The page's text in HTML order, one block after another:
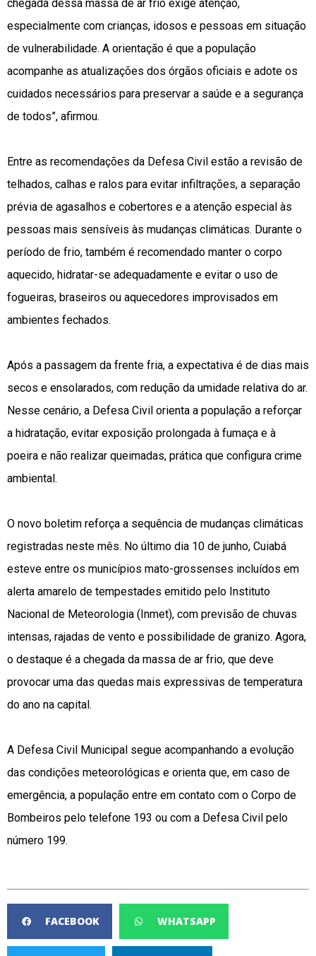
chegada dessa massa de ar frio exige atenção,
especialmente com crianças, idosos e pessoas em situação
de vulnerabilidade. A orientação é que a população
acompanhe as atualizações dos órgãos oficiais e adote os
cuidados necessários para preservar a saúde e a segurança
de todos”, afirmou.
Entre as recomendações da Defesa Civil estão a revisão de
telhados, calhas e ralos para evitar infiltrações, a separação
prévia de agasalhos e cobertores e a atenção especial às
pessoas mais sensíveis às mudanças climáticas. Durante o
período de frio, também é recomendado manter o corpo
aquecido, hidratar-se adequadamente e evitar o uso de
fogueiras, braseiros ou aquecedores improvisados em
ambientes fechados.
Após a passagem da frente fria, a expectativa é de dias mais
secos e ensolarados, com redução da umidade relativa do ar.
Nesse cenário, a Defesa Civil orienta a população a reforçar
a hidratação, evitar exposição prolongada à fumaça e à
poeira e não realizar queimadas, prática que configura crime
ambiental.
O novo boletim reforça a sequência de mudanças climáticas
registradas neste mês. No último dia 10 de junho, Cuiabá
esteve entre os municípios mato-grossenses incluídos em
alerta amarelo de tempestades emitido pelo Instituto
Nacional de Meteorologia (Inmet), com previsão de chuvas
intensas, rajadas de vento e possibilidade de granizo. Agora,
o destaque é a chegada da massa de ar frio, que deve
provocar uma das quedas mais expressivas de temperatura
do ano na capital.
A Defesa Civil Municipal segue acompanhando a evolução
das condições meteorológicas e orienta que, em caso de
emergência, a população entre em contato com o Corpo de
Bombeiros pelo telefone 193 ou com a Defesa Civil pelo
número 199.
FACEBOOK WHATSAPP